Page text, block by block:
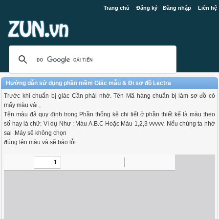
Trang chủ Đăng ký Đăng nhập Liên hệ
Hướng dẫn sử dụng phần mềm Giác mẫu & Đi sơ đồ Lectra
Trước khi chuẩn bị giác Cần phải nhớ. Tên Mã hàng chuẩn bị làm sơ đồ có
mấy màu vải ,
Tên màu đã quy định trong Phần thống kê chi tiết ở phần thiết kế là màu theo
số hay là chữ: Ví dụ Như : Màu A.B.C Hoặc Màu 1,2,3 vvvvv. Nếu chúng ta nhớ
sai .Máy sẽ không chọn
đúng tên màu và sẽ báo lỗi